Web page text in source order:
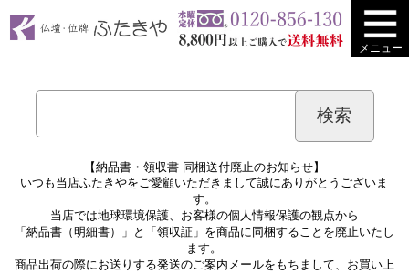
メニュー
【納品書・領収書 同梱送付廃止のお知らせ】
いつも当店ふたきやをご愛顧いただきまして誠にありがとうございま
す。
当店では地球環境保護、お客様の個人情報保護の観点から
「納品書（明細書）」と「領収証」を商品に同梱することを廃止いたし
ます。
商品出荷の際にお送りする発送のご案内メールをもちまして、お買い上